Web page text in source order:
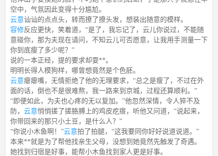
空中，气氛因此变得十分尴尬。
云意讪讪的点点头，转而撩了撩头发，想装出随意的模样。
容修反应更快，笑着道，“是了，我忘记了，云儿你说过，不能随
意碰你，那为夫现在请问，不知云儿可否愿意，让我用手测量一下
你到底瘦了多少呢？”
说的一本正经，提的要求却耍**。
明明长得人模狗样，哪曾想竟然是个色胚。
云意瘪瘪嘴，无情拒绝了他的无理要求，“总之是瘦了，不过在外
面的话，倒也不是很难熬，我一路来到京城，过程还算顺利。”
“即便如此，为夫也心疼的无以复加。”他忽然深情，令人猝不及
防， 云意悄悄搓了搓胳膊上的鸡皮疙瘩，听他又问道，“说起来，
你带回来的那只小土豆，是什么人？”
“你说小木鱼啊！”云意拍了拍腿，“这我要同你好好说道说道。”
本来**就是为了帮他找亲生父母，没想到她竟然先触发了奇遇。
她找到归宿是好事，能帮小木鱼找到家人更是好事。